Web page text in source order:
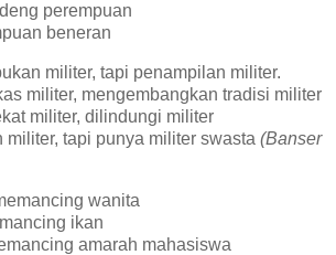
perempuan
beneran
militer, tapi penampilan militer.
militer, mengembangkan tradisi militer
militer, dilindungi militer
militer, tapi punya militer swasta (Banser
wanita
ikan
amarah mahasiswa